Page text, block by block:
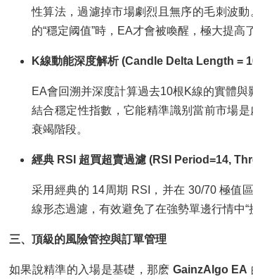
性算法，過濾掉市場劇烈且無序的毛刺波
的“穩定阈值”時，EA才會被喚醒，極大提高
K線動能深度解析 (Candle Delta Length =
EA會回溯并深度計算過去10根K線的實體與
結合穩定性指數，它能精準識别當前市場
衰竭階段。
經典 RSI 超買超賣過濾 (RSI Period=14,
采用經典的 14周期 RSI，并在 30/70 極值
線形态過濾，有效避免了在強勢單邊行情中“
三、頂級的風險管控與訂單管理
如果說精準的入場是基礎，那麽 GainzAlgo EA